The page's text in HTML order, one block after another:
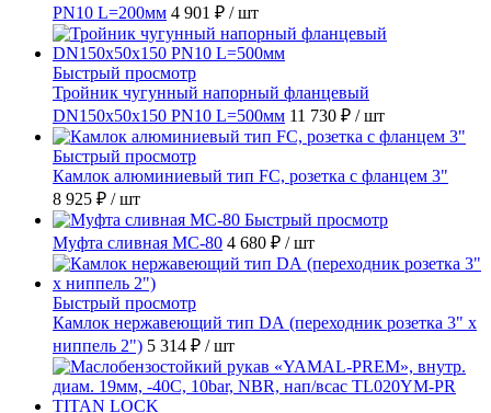
PN10 L=200мм 4 901 ₽ / шт
Быстрый просмотр
Тройник чугунный напорный фланцевый
DN150х50х150 PN10 L=500мм 11 730 ₽ / шт
Быстрый просмотр
Камлок алюминиевый тип FC, розетка с фланцем 3"
8 925 ₽ / шт
Быстрый просмотр
Муфта сливная МС-80 4 680 ₽ / шт
Быстрый просмотр
Камлок нержавеющий тип DА (переходник розетка 3" х
ниппель 2") 5 314 ₽ / шт